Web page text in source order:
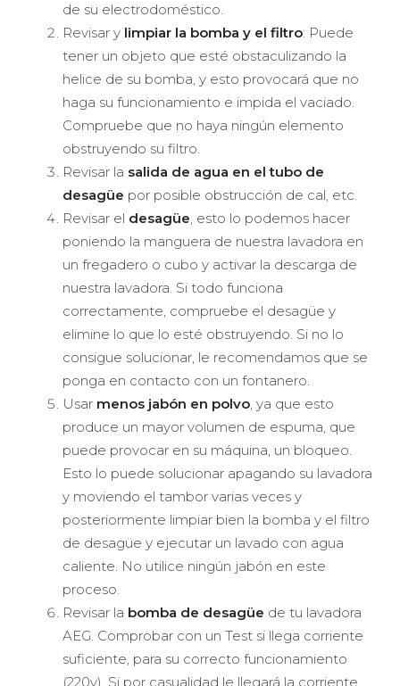
de su electrodoméstico.
Revisar y limpiar la bomba y el filtro: Puede
tener un objeto que esté obstaculizando la
helice de su bomba, y esto provocará que no
haga su funcionamiento e impida el vaciado.
Compruebe que no haya ningún elemento
obstruyendo su filtro.
Revisar la salida de agua en el tubo de
desagüe por posible obstrucción de cal, etc.
Revisar el desagüe, esto lo podemos hacer
poniendo la manguera de nuestra lavadora en
un fregadero o cubo y activar la descarga de
nuestra lavadora. Si todo funciona
correctamente, compruebe el desagüe y
elimine lo que lo esté obstruyendo. Si no lo
consigue solucionar, le recomendamos que se
ponga en contacto con un fontanero.
Usar menos jabón en polvo, ya que esto
produce un mayor volumen de espuma, que
puede provocar en su máquina, un bloqueo.
Esto lo puede solucionar apagando su lavadora
y moviendo el tambor varias veces y
posteriormente limpiar bien la bomba y el filtro
de desagüe y ejecutar un lavado con agua
caliente. No utilice ningún jabón en este
proceso.
Revisar la bomba de desagüe de tu lavadora
AEG. Comprobar con un Test si llega corriente
suficiente, para su correcto funcionamiento
(220v). Si por casualidad le llegará la corriente